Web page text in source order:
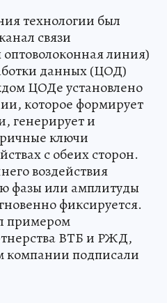
технологии был
связи
линия)
данных (ЦОД)
ЦОДе установлено
которое формирует
генерирует и
ключи
с обеих сторон.
воздействия
фазы или амплитуды
фиксируется.
примером
ВТБ и РЖД,
компании подписали